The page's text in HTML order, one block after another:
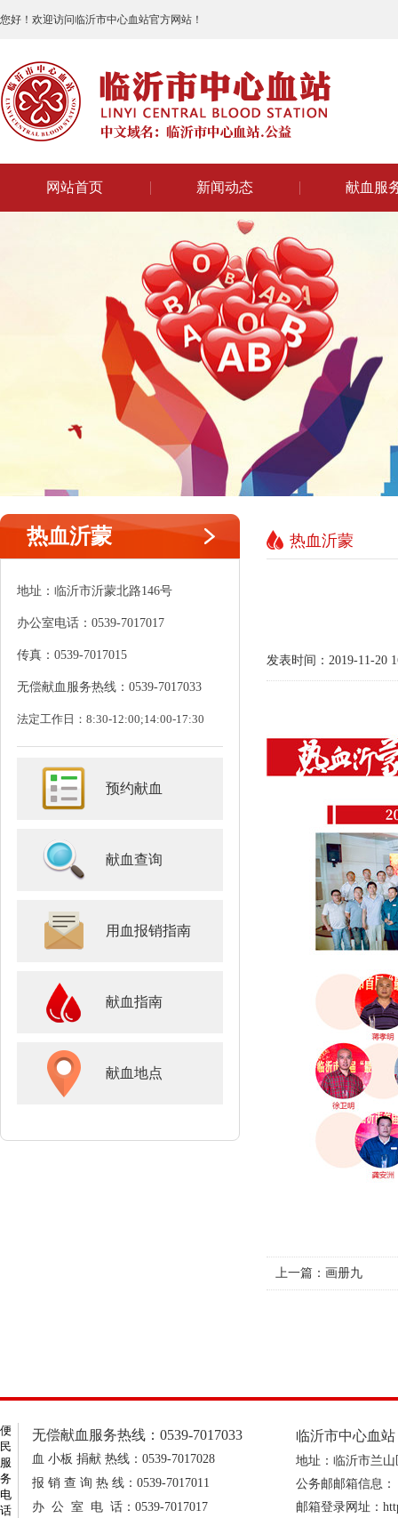
您好！欢迎访问临沂市中心血站官方网站！
网站首页 新闻动态 献血服
热血沂蒙
地址：临沂市沂蒙北路146号
办公室电话：0539-7017017
传真：0539-7017015
无偿献血服务热线：0539-7017033
法定工作日：8:30-12:00;14:00-17:30
预约献血
献血查询
用血报销指南
献血指南
献血地点
热血沂蒙
发表时间：2019-11-
上一篇： 画册九
便
民
服
务
电
话
无偿献血服务热线：0539-7017033
血 小板 捐献 热线：0539-7017028
报 销 查 询 热 线：0539-7017011
办 公 室 电 话：0539-7017017
临沂市中心血站
地址：临沂市兰
公务邮邮箱信息：
邮箱登录网址：